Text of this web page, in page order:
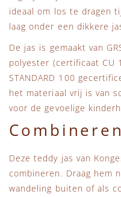
ideaal om los te dragen
laag onder een dikkere
De jas is gemaakt van
polyester (certificaat CU
STANDARD 100
het materiaal vrij is van
voor de gevoelige
Combineren
Deze teddy jas van
combineren. Draag hem
wandeling buiten of als